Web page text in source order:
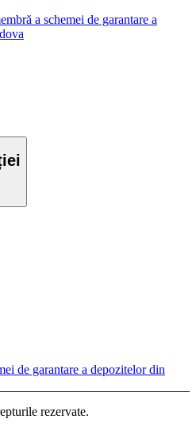
a schemei de garantare a
de garantare a depozitelor din
rezervate.